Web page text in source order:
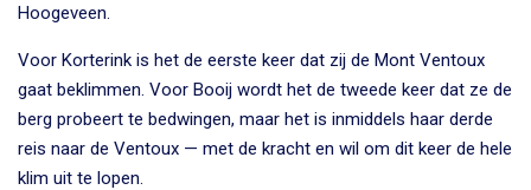
Hoogeveen.
Voor Korterink is het de eerste keer dat zij de Mont Ventoux
gaat beklimmen. Voor Booij wordt het de tweede keer dat ze de
berg probeert te bedwingen, maar het is inmiddels haar derde
reis naar de Ventoux — met de kracht en wil om dit keer de hele
klim uit te lopen.